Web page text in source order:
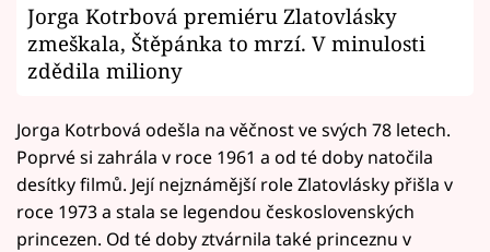
Jorga Kotrbová premiéru Zlatovlásky
zmeškala, Štěpánka to mrzí. V minulosti
zdědila miliony
Jorga Kotrbová odešla na věčnost ve svých 78 letech.
Poprvé si zahrála v roce 1961 a od té doby natočila
desítky filmů. Její nejznámější role Zlatovlásky přišla v
roce 1973 a stala se legendou československých
princezen. Od té doby ztvárnila také princeznu v